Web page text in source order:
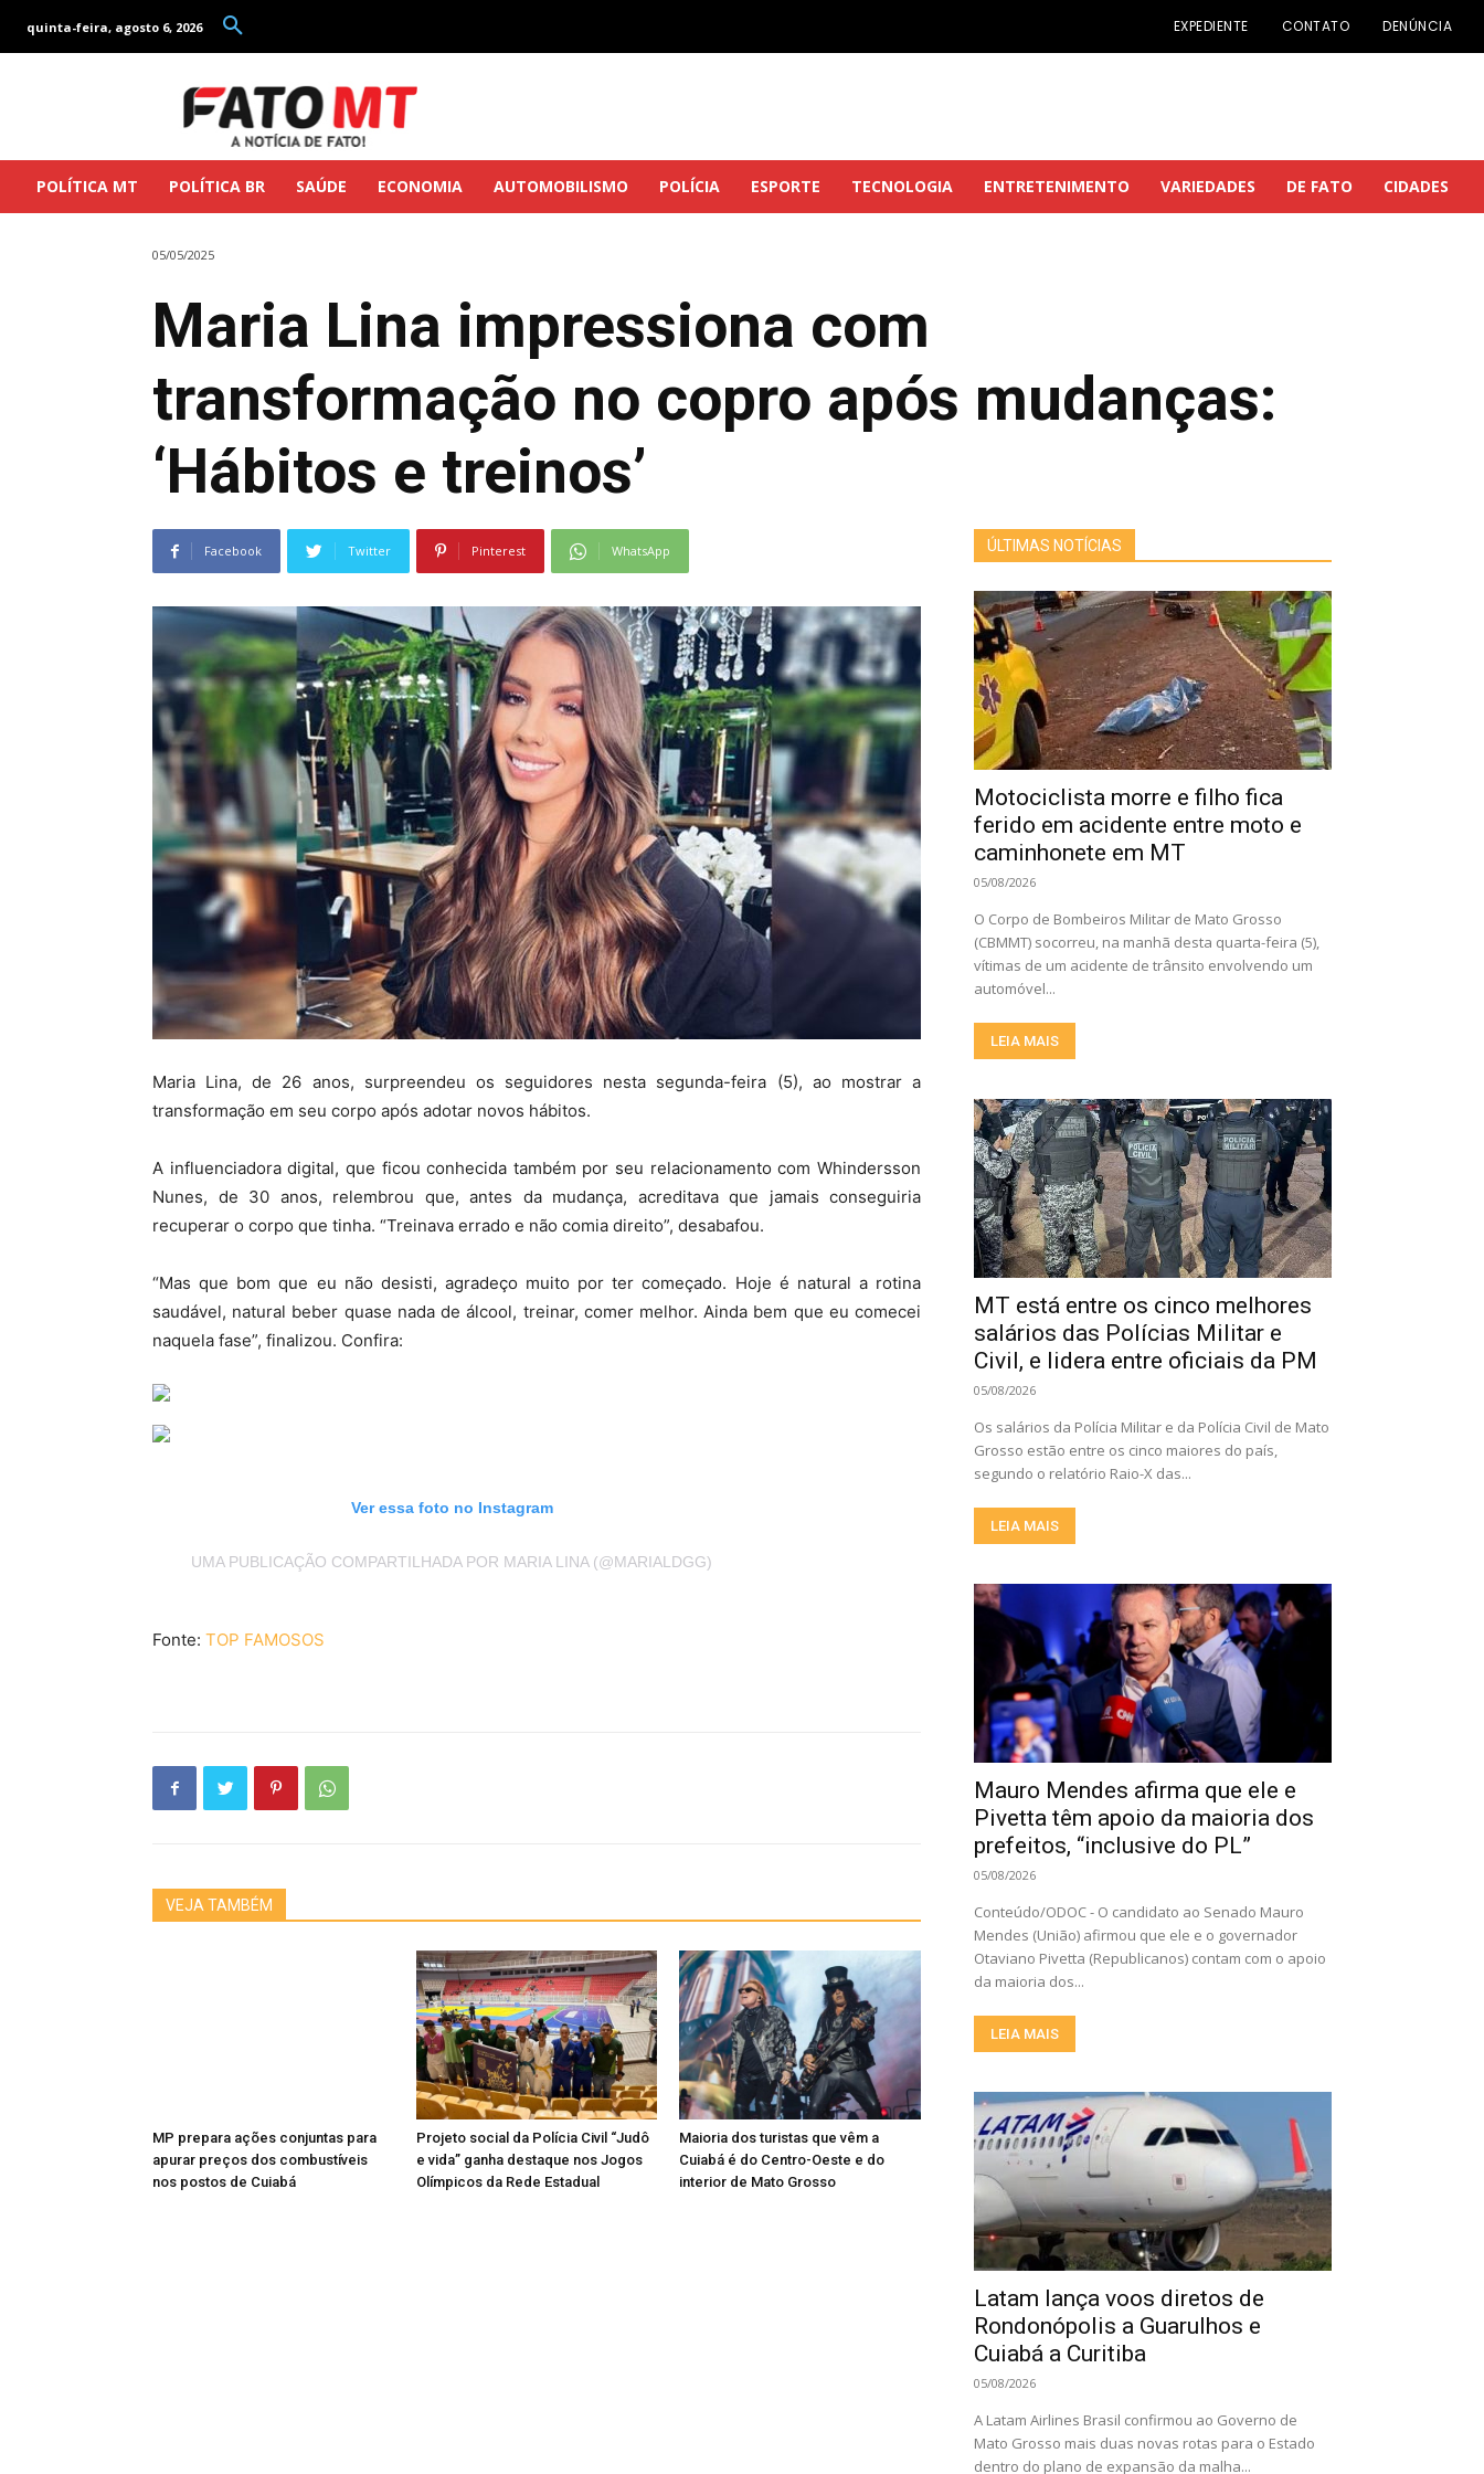
quinta-feira, agosto 6, 2026 EXPEDIENTE CONTATO DENÚNCIA
POLÍTICA MT POLÍTICA BR SAÚDE ECONOMIA AUTOMOBILISMO POLÍCIA ESPORTE TECNOLOGIA ENTRETENIMENTO VARIEDADES DE FATO CIDADES
05/05/2025
Maria Lina impressiona com
transformação no copro após mudanças:
‘Hábitos e treinos’
Facebook Twitter Pinterest WhatsApp
Maria Lina, de 26 anos, surpreendeu os seguidores nesta segunda-feira (5), ao mostrar a
transformação em seu corpo após adotar novos hábitos.
A influenciadora digital, que ficou conhecida também por seu relacionamento com Whindersson
Nunes, de 30 anos, relembrou que, antes da mudança, acreditava que jamais conseguiria
recuperar o corpo que tinha. “Treinava errado e não comia direito”, desabafou.
“Mas que bom que eu não desisti, agradeço muito por ter começado. Hoje é natural a rotina
saudável, natural beber quase nada de álcool, treinar, comer melhor. Ainda bem que eu comecei
naquela fase”, finalizou. Confira:
Ver essa foto no Instagram
UMA PUBLICAÇÃO COMPARTILHADA POR MARIA LINA (@MARIALDGG)
Fonte: TOP FAMOSOS
VEJA TAMBÉM
MP prepara ações conjuntas para
apurar preços dos combustíveis
nos postos de Cuiabá
Projeto social da Polícia Civil “Judô
e vida” ganha destaque nos Jogos
Olímpicos da Rede Estadual
Maioria dos turistas que vêm a
Cuiabá é do Centro-Oeste e do
interior de Mato Grosso
ÚLTIMAS NOTÍCIAS
Motociclista morre e filho fica
ferido em acidente entre moto e
caminhonete em MT
05/08/2026
O Corpo de Bombeiros Militar de Mato Grosso
(CBMMT) socorreu, na manhã desta quarta-feira (5),
vítimas de um acidente de trânsito envolvendo um
automóvel...
LEIA MAIS
MT está entre os cinco melhores
salários das Polícias Militar e
Civil, e lidera entre oficiais da PM
05/08/2026
Os salários da Polícia Militar e da Polícia Civil de Mato
Grosso estão entre os cinco maiores do país,
segundo o relatório Raio-X das...
LEIA MAIS
Mauro Mendes afirma que ele e
Pivetta têm apoio da maioria dos
prefeitos, “inclusive do PL”
05/08/2026
Conteúdo/ODOC - O candidato ao Senado Mauro
Mendes (União) afirmou que ele e o governador
Otaviano Pivetta (Republicanos) contam com o apoio
da maioria dos...
LEIA MAIS
Latam lança voos diretos de
Rondonópolis a Guarulhos e
Cuiabá a Curitiba
05/08/2026
A Latam Airlines Brasil confirmou ao Governo de
Mato Grosso mais duas novas rotas para o Estado
dentro do plano de expansão da malha...